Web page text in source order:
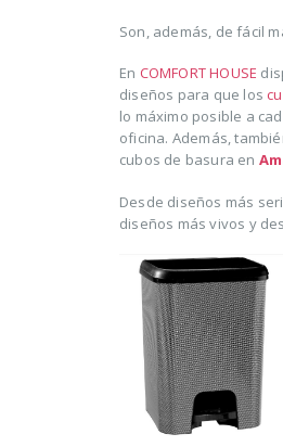
Son, además, de fácil
En COMFORT HOUSE
diseños para que los
lo máximo posible a
oficina. Además,
cubos de basura en
Desde diseños más
diseños más vivos y